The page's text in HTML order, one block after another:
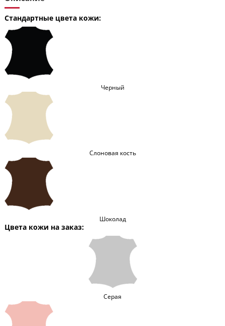
Стандартные цвета кожи:
Черный
Слоновая кость
Шоколад
Цвета кожи на заказ:
Серая